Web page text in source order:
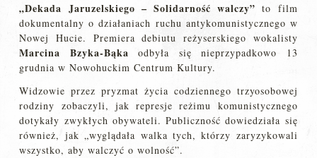
„Dekada Jaruzelskiego – Solidarność walczy” to film
dokumentalny o działaniach ruchu antykomunistycznego w
Nowej Hucie. Premiera debiutu reżyserskiego wokalisty
Marcina Bzyka-Bąka odbyła się nieprzypadkowo 13
grudnia w Nowohuckim Centrum Kultury.
Widzowie przez pryzmat życia codziennego trzyosobowej
rodziny zobaczyli, jak represje reżimu komunistycznego
dotykały zwykłych obywateli. Publiczność dowiedziała się
również, jak „wyglądała walka tych, którzy zaryzykowali
wszystko, aby walczyć o wolność”.